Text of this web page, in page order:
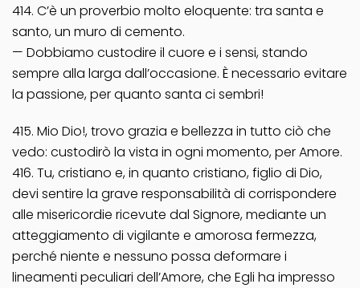
414. C’è un proverbio molto eloquente: tra santa e
santo, un muro di cemento.
— Dobbiamo custodire il cuore e i sensi, stando
sempre alla larga dall’occasione. È necessario evitare
la passione, per quanto santa ci sembri!
415. Mio Dio!, trovo grazia e bellezza in tutto ciò che
vedo: custodirò la vista in ogni momento, per Amore.
416. Tu, cristiano e, in quanto cristiano, figlio di Dio,
devi sentire la grave responsabilità di corrispondere
alle misericordie ricevute dal Signore, mediante un
atteggiamento di vigilante e amorosa fermezza,
perché niente e nessuno possa deformare i
lineamenti peculiari dell’Amore, che Egli ha impresso